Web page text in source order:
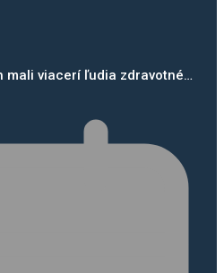
mali viacerí ľudia zdravotné…